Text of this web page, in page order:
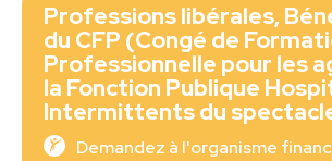
Professions libérales,
du CFP (Congé de
Professionnelle pour les
la Fonction Publique
Intermittents du
Demandez à l'organisme